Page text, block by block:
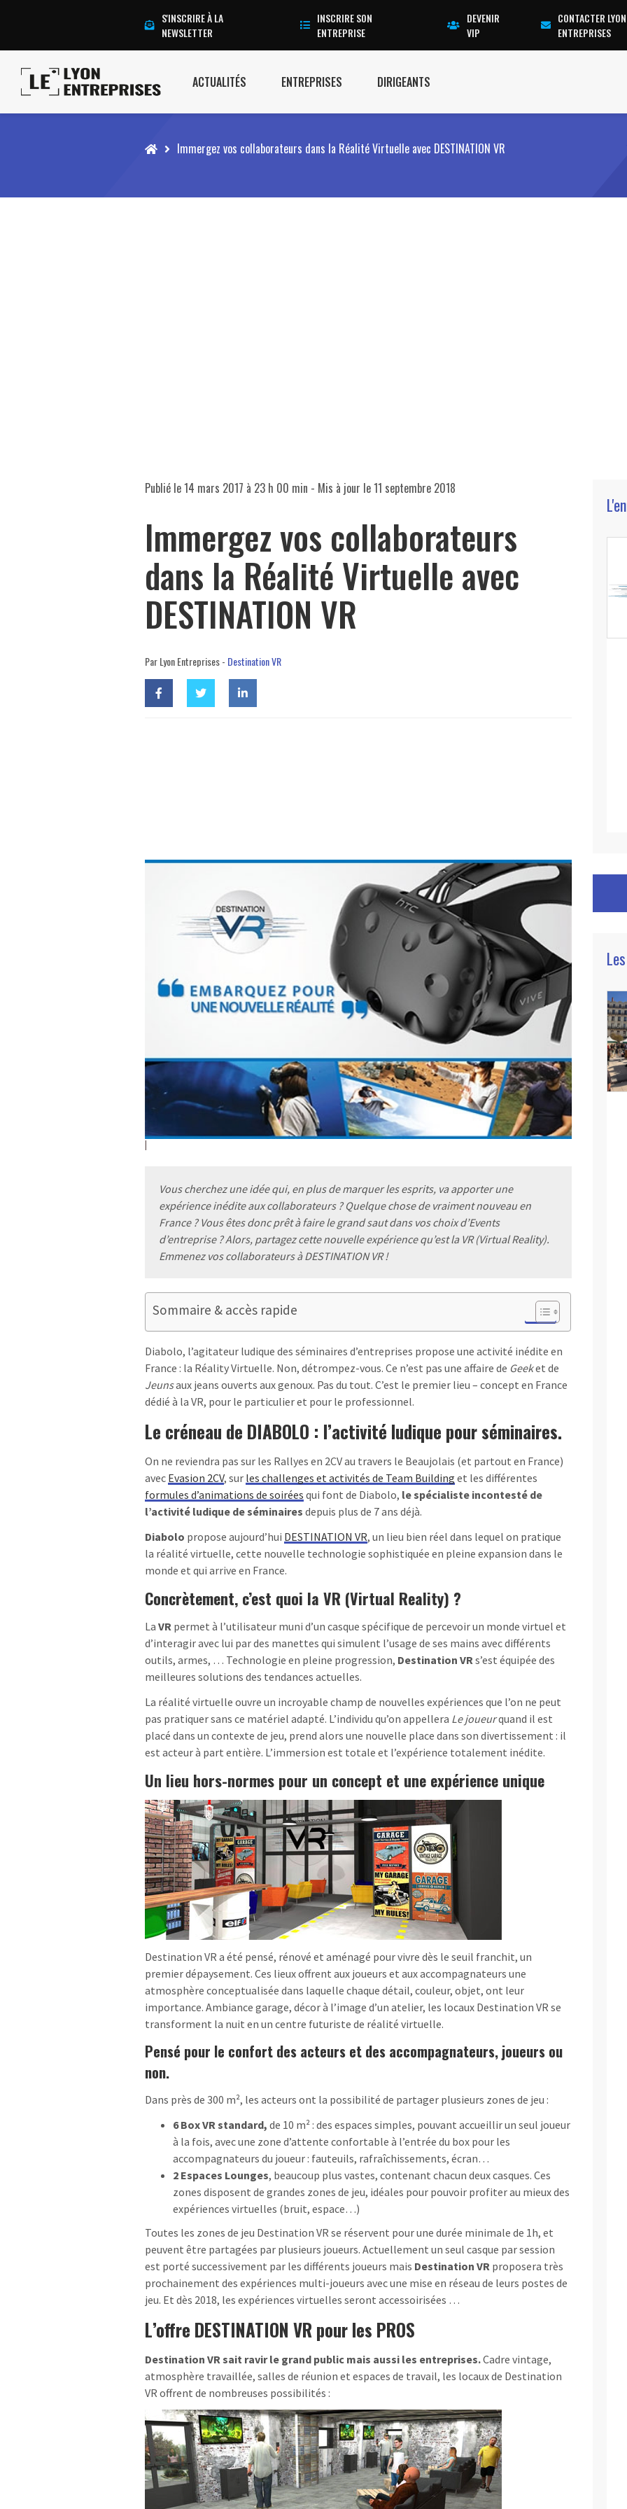
S'INSCRIRE À LA
NEWSLETTER
INSCRIRE SON
ENTREPRISE
DEVENIR
VIP
CONTACTER LYON
ENTREPRISES
ACTUALITÉS ENTREPRISES DIRIGEANTS
Accueil Immergez vos collaborateurs dans la Réalité Virtuelle avec DESTINATION VR
Publié le14 mars 2017 à 23 h 00 min - Mis à jour le11 septembre 2018
Immergez vos collaborateurs
dans la Réalité Virtuelle avec
DESTINATION VR
Par Lyon Entreprises - Destination VR
Vous cherchez une idée qui, en plus de marquer les esprits, va apporter une
expérience inédite aux collaborateurs ? Quelque chose de vraiment nouveau en
France ? Vous êtes donc prêt à faire le grand saut dans vos choix d’Events
d’entreprise ? Alors, partagez cette nouvelle expérience qu’est la VR (Virtual Reality).
Emmenez vos collaborateurs à DESTINATION VR !
Sommaire & accès rapide
Diabolo, l’agitateur ludique des séminaires d’entreprises propose une activité inédite en
France : la Réality Virtuelle. Non, détrompez-vous. Ce n’est pas une affaire de Geeket de
Jeunsaux jeans ouverts aux genoux. Pas du tout. C’est le premier lieu – concept en France
dédié à la VR, pour le particulier et pour le professionnel.
Le créneau de DIABOLO : l’activité ludique pour séminaires.
On ne reviendra pas sur les Rallyes en 2CV au travers le Beaujolais (et partout en France)
avec Evasion 2CV, sur les challenges et activités de Team Building et les différentes
formules d’animations de soirées qui font de Diabolo, le spécialiste incontesté de
l’activité ludique de séminaires depuis plus de 7 ans déjà.
Diabolo propose aujourd’hui DESTINATION VR, un lieu bien réel dans lequel on pratique
la réalité virtuelle, cette nouvelle technologie sophistiquée en pleine expansion dans le
monde et qui arrive en France.
Concrètement, c’est quoi la VR (Virtual Reality) ?
La VR permet à l’utilisateur muni d’un casque spécifique de percevoir un monde virtuel et
d’interagir avec lui par des manettes qui simulent l’usage de ses mains avec différents
outils, armes, … Technologie en pleine progression, Destination VRs’est équipée des
meilleures solutions des tendances actuelles.
La réalité virtuelle ouvre un incroyable champ de nouvelles expériences que l’on ne peut
pas pratiquer sans ce matériel adapté. L’individu qu’on appellera Le joueurquand il est
placé dans un contexte de jeu, prend alors une nouvelle place dans son divertissement : il
est acteur à part entière. L’immersion est totale et l’expérience totalement inédite.
Un lieu hors-normes pour un concept et une expérience unique
Destination VR a été pensé, rénové et aménagé pour vivre dès le seuil franchit, un
premier dépaysement. Ces lieux offrent aux joueurs et aux accompagnateurs une
atmosphère conceptualisée dans laquelle chaque détail, couleur, objet, ont leur
importance. Ambiance garage, décor à l’image d’un atelier, les locaux Destination VR se
transforment la nuit en un centre futuriste de réalité virtuelle.
Pensé pour le confort des acteurs et des accompagnateurs, joueurs ou
non.
Dans près de 300 m², les acteurs ont la possibilité de partager plusieurs zones de jeu :
6 Box VR standard, de 10 m² : des espaces simples, pouvant accueillir un seul joueur
à la fois, avec une zone d’attente confortable à l’entrée du box pour les
accompagnateurs du joueur : fauteuils, rafraîchissements, écran…
2 Espaces Lounges, beaucoup plus vastes, contenant chacun deux casques. Ces
zones disposent de grandes zones de jeu, idéales pour pouvoir profiter au mieux des
expériences virtuelles (bruit, espace…)
Toutes les zones de jeu Destination VR se réservent pour une durée minimale de 1h, et
peuvent être partagées par plusieurs joueurs. Actuellement un seul casque par session
est porté successivement par les différents joueurs mais Destination VR proposera très
prochainement des expériences multi-joueurs avec une mise en réseau de leurs postes de
jeu. Et dès 2018, les expériences virtuelles seront accessoirisées …
L’offre DESTINATION VR pour les PROS
Destination VR sait ravir le grand public mais aussi les entreprises.Cadre vintage,
atmosphère travaillée, salles de réunion et espaces de travail, les locaux de Destination
VR offrent de nombreuses possibilités :